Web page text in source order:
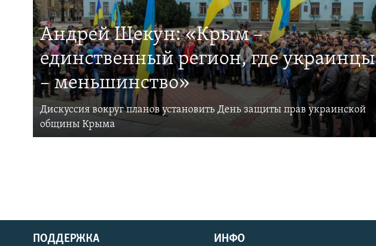
Андрей Щекун: «Крым –
единственный регион, где украинцы
– меньшинство»
Дискуссия вокруг планов установить День защиты прав украинской
общины Крыма
ПОДДЕРЖКА ИНФО